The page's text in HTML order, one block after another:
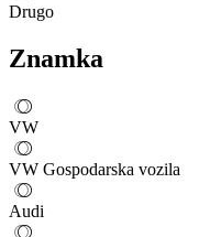
Drugo
Znamka
VW
VW Gospodarska vozila
Audi